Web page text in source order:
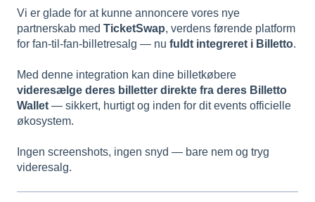
Vi er glade for at kunne annoncere vores nye
partnerskab med TicketSwap, verdens førende platform
for fan-til-fan-billetresalg — nu fuldt integreret i Billetto.
Med denne integration kan dine billetkøbere
videresælge deres billetter direkte fra deres Billetto
Wallet — sikkert, hurtigt og inden for dit events officielle
økosystem.
Ingen screenshots, ingen snyd — bare nem og tryg
videresalg.